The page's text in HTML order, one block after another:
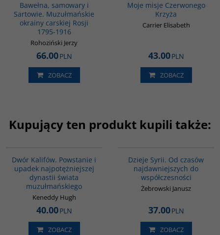
Bawełna, samowary i
Sartowie. Muzułmańskie
okrainy carskiej Rosji
1795-1916
Rohoziński Jerzy
66.00PLN
ZOBACZ
Moje misje Czerwonego
Krzyża
Carrier Elisabeth
43.00PLN
ZOBACZ
Kupujący ten produkt kupili także:
Dwór Kalifów. Powstanie i
upadek najpotężniejszej
dynastii świata
muzułmańskiego
Keneddy Hugh
40.00PLN
ZOBACZ
Dzieje Syrii. Od czasów
najdawniejszych do
współczesności
Żebrowski Janusz
37.00PLN
ZOBACZ